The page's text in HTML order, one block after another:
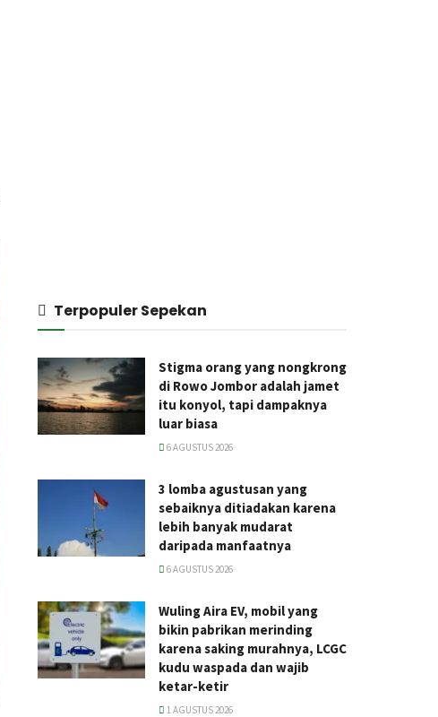
Terpopuler Sepekan
Stigma orang yang nongkrong
di Rowo Jombor adalah jamet
itu konyol, tapi dampaknya
luar biasa
6 AGUSTUS 2026
3 lomba agustusan yang
sebaiknya ditiadakan karena
lebih banyak mudarat
daripada manfaatnya
6 AGUSTUS 2026
Wuling Aira EV, mobil yang
bikin pabrikan merinding
karena saking murahnya, LCGC
kudu waspada dan wajib
ketar-ketir
1 AGUSTUS 2026